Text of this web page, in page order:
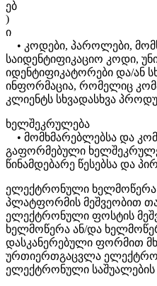
ებ
)
ი
• კოდები, პაროლები,
საიდენტიფიკაციო კოდი,
იდენტიფიკატორები და/ან
ინფორმაცია, რომელიც
კლიენტს სხვადასხვა
ხელშეკრულება
• მომხმარებლებსა და
გაფორმებული
წინამდებარე წესებსა და
ელექტრონული ხელმოწერა
პლატფორმის მეშვეობით
ელექტრონული ფოსტის
ხელმოწერა ან/და
დასკანერებული ფორმით
ურთიერთგაცვლა
ელექტრონული საშუალების